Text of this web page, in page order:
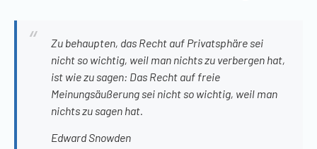
Zu behaupten, das Recht auf Privatsphäre sei
nicht so wichtig, weil man nichts zu verbergen hat,
ist wie zu sagen: Das Recht auf freie
Meinungsäußerung sei nicht so wichtig, weil man
nichts zu sagen hat.
Edward Snowden